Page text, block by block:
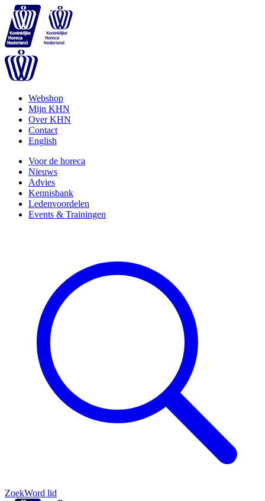
Webshop
Mijn KHN
Over KHN
Contact
English
Voor de horeca
Nieuws
Advies
Kennisbank
Ledenvoordelen
Events & Trainingen
ZoekWord lid